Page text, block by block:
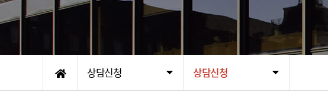
상담신청 상담신청